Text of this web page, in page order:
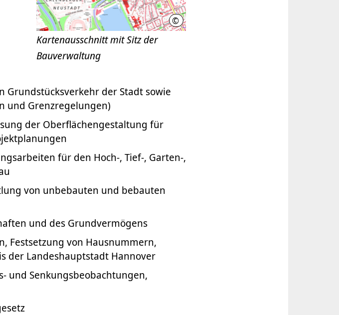
© Landeshauptstadt Hannover - Geoinformation
Kartenausschnitt mit Sitz der
Bauverwaltung
Grundstücksverkehr der Stadt sowie
und Grenzregelungen)
der Oberflächengestaltung für
für den Hoch-, Tief-, Garten-,
von unbebauten und bebauten
und des Grundvermögens
Festsetzung von Hausnummern,
der Landeshauptstadt Hannover
und Senkungsbeobachtungen,